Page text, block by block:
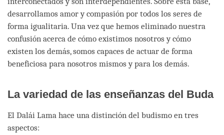
desarrollamos amor y compasión por todos los seres de
forma igualitaria. Una vez que hemos eliminado nuestra
confusión acerca de cómo existimos nosotros y cómo
existen los demás, somos capaces de actuar de forma
beneficiosa para nosotros mismos y para los demás.
La variedad de las enseñanzas del Buda
El Dalái Lama hace una distinción del budismo en tres
aspectos: